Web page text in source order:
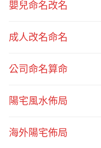
嬰兒命名改名
成人改名命名
公司命名算命
陽宅風水佈局
海外陽宅佈局